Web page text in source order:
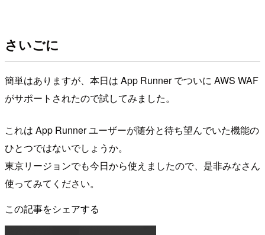
さいごに
簡単はありますが、本日は App Runner でついに AWS WAF
がサポートされたので試してみました。
これは App Runner ユーザーが随分と待ち望んでいた機能の
ひとつではないでしょうか。
東京リージョンでも今日から使えましたので、是非みなさん
使ってみてください。
この記事をシェアする